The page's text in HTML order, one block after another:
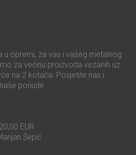
u opremi, za vas i vašeg metalnog
za većinu proizvoda vezanih uz
na 2 kotača. Posjetite nas i
ponude.
EUR
Šepić